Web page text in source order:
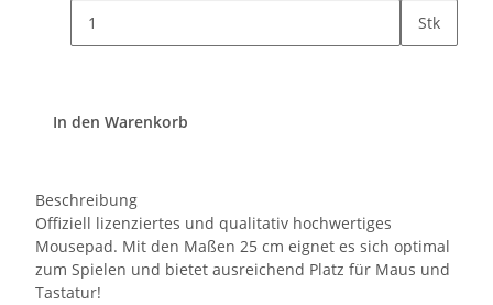
Stk
In den Warenkorb
Beschreibung
Offiziell lizenziertes und qualitativ hochwertiges
Mousepad. Mit den Maßen 25 cm eignet es sich optimal
zum Spielen und bietet ausreichend Platz für Maus und
Tastatur!